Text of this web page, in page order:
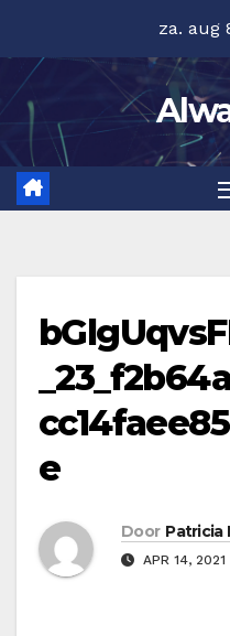
inhoud
za. aug
e
Door Patricia
APR 14, 2021